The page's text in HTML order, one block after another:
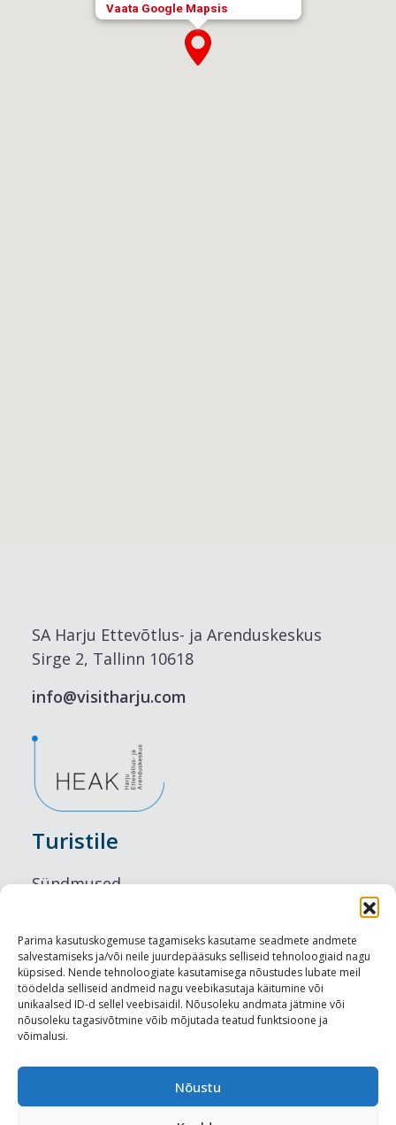
Parima kasutuskogemuse tagamiseks kasutame seadmete andmete
salvestamiseks ja/või neile juurdepääsuks selliseid tehnoloogiaid nagu
küpsised. Nende tehnoloogiate kasutamisega nõustudes lubate meil
töödelda selliseid andmeid nagu veebikasutaja käitumine või
unikaalsed ID-d sellel veebisaidil. Nõusoleku andmata jätmine või
nõusoleku tagasivõtmine võib mõjutada teatud funktsioone ja
võimalusi.
Nõustu
Vaata Google Mapsis
SA Harju Ettevõtlus- ja Arenduskeskus
Sirge 2, Tallinn 10618
info@visitharju.com
Turistile
Sündmused
Maitseelamused
Vaatamisväärsused
Visit Tallinn
Turismiprofessionaalile